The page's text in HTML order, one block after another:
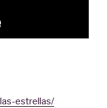
estrellas/